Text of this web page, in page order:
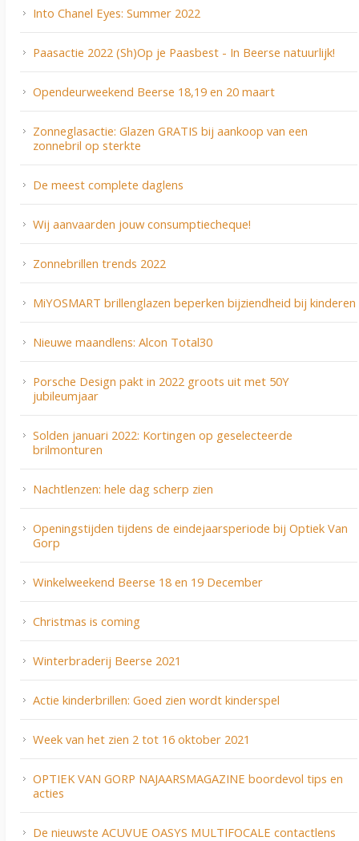
Into Chanel Eyes: Summer 2022
Paasactie 2022 (Sh)Op je Paasbest - In Beerse natuurlijk!
Opendeurweekend Beerse 18,19 en 20 maart
Zonneglasactie: Glazen GRATIS bij aankoop van een
zonnebril op sterkte
De meest complete daglens
Wij aanvaarden jouw consumptiecheque!
Zonnebrillen trends 2022
MiYOSMART brillenglazen beperken bijziendheid bij kinderen
Nieuwe maandlens: Alcon Total30
Porsche Design pakt in 2022 groots uit met 50Y
jubileumjaar
Solden januari 2022: Kortingen op geselecteerde
brilmonturen
Nachtlenzen: hele dag scherp zien
Openingstijden tijdens de eindejaarsperiode bij Optiek Van
Gorp
Winkelweekend Beerse 18 en 19 December
Christmas is coming
Winterbraderij Beerse 2021
Actie kinderbrillen: Goed zien wordt kinderspel
Week van het zien 2 tot 16 oktober 2021
OPTIEK VAN GORP NAJAARSMAGAZINE boordevol tips en
acties
De nieuwste ACUVUE OASYS MULTIFOCALE contactlens